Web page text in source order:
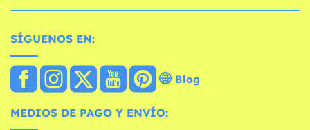
SÍGUENOS EN:
Blog
MEDIOS DE PAGO Y ENVÍO: